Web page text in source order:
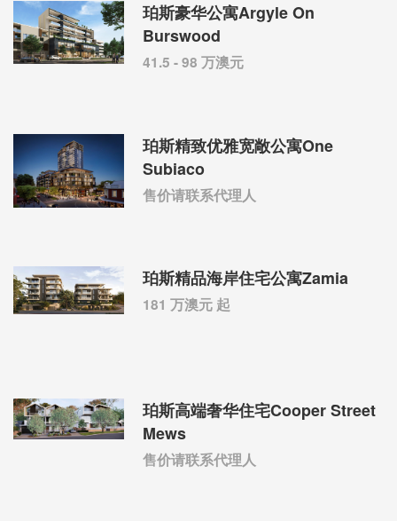
珀斯豪华公寓Argyle On
Burswood
41.5 - 98 万澳元
珀斯精致优雅宽敞公寓One
Subiaco
售价请联系代理人
珀斯精品海岸住宅公寓Zamia
181 万澳元 起
珀斯高端奢华住宅Cooper Street
Mews
售价请联系代理人